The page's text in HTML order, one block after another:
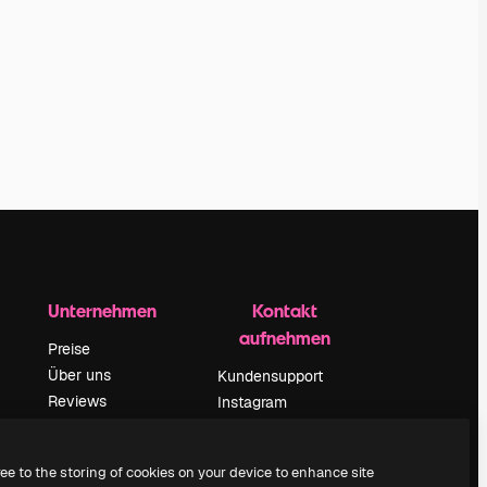
Unternehmen
Preise
Über uns
Reviews
Blog
Kontakt
aufnehmen
Kundensupport
Instagram
TikTok
to the storing of cookies on your device to enhance site